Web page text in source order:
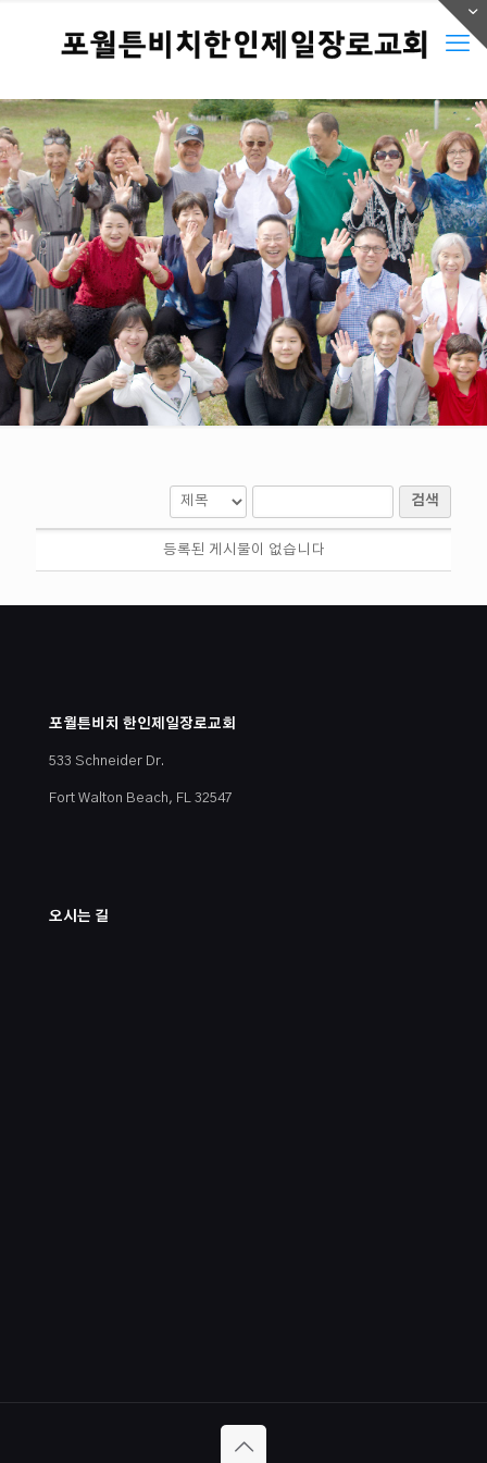
검색
등록된 게시물이 없습니다
포월튼비치 한인제일장로교회
533 Schneider Dr.
Fort Walton Beach, FL 32547
오시는 길